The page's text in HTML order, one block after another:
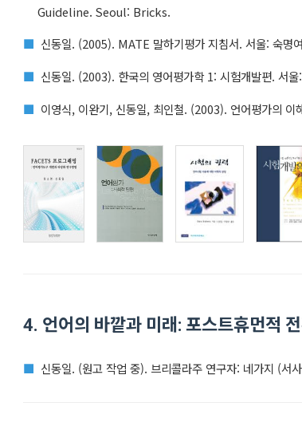
Guideline. Seoul: Bricks.
신동일. (2005). MATE 말하기평가 지침서. 서울: 숙명
신동일. (2003). 한국의 영어평가학 1: 시험개발편. 서울
이영식, 이완기, 신동일, 최인철. (2003). 언어평가의 이
4. 언어의 바깥과 미래: 포스트휴먼적
신동일. (원고 작업 중). 브리콜라주 연구자: 네가지 (서